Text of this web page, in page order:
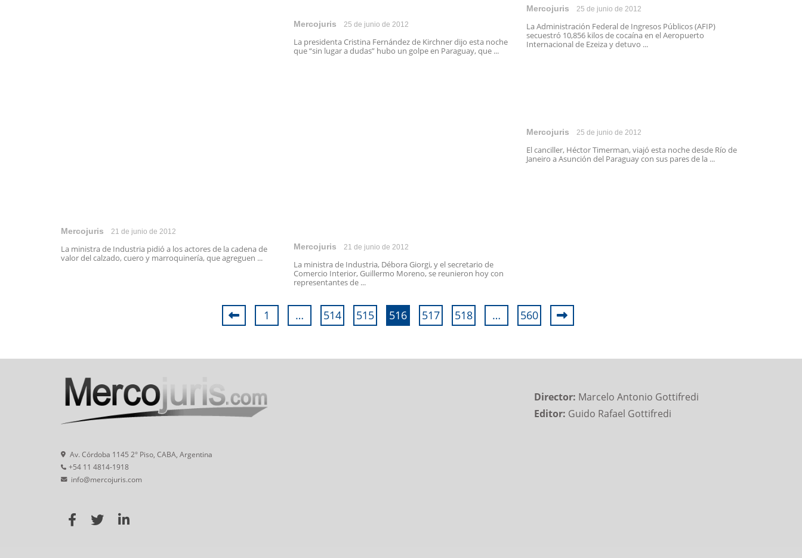
Mercojuris 25 de junio de 2012
La presidenta Cristina Fernández de Kirchner dijo esta noche
que “sin lugar a dudas” hubo un golpe en Paraguay, que ...
Mercojuris 25 de junio de 2012
La Administración Federal de Ingresos Públicos (AFIP)
secuestró 10,856 kilos de cocaína en el Aeropuerto
Internacional de Ezeiza y detuvo ...
Mercojuris 25 de junio de 2012
El canciller, Héctor Timerman, viajó esta noche desde Río de
Janeiro a Asunción del Paraguay con sus pares de la ...
Mercojuris 21 de junio de 2012
La ministra de Industria pidió a los actores de la cadena de
valor del calzado, cuero y marroquinería, que agreguen ...
Mercojuris 21 de junio de 2012
La ministra de Industria, Débora Giorgi, y el secretario de
Comercio Interior, Guillermo Moreno, se reunieron hoy con
representantes de ...
1 … 514 515 516 517 518 … 560
Av. Córdoba 1145 2° Piso, CABA, Argentina
+54 11 4814-1918
info@mercojuris.com
Director: Marcelo Antonio Gottifredi
Editor: Guido Rafael Gottifredi